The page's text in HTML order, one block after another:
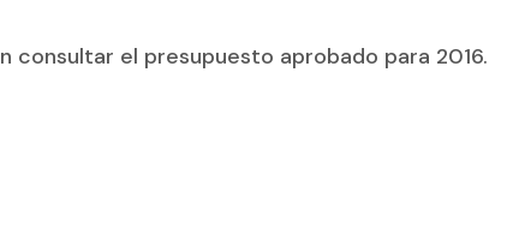
consultar el presupuesto aprobado para 2016.